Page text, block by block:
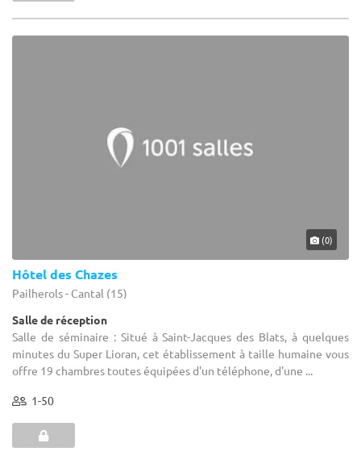
(0)
Hôtel des Chazes
Pailherols - Cantal (15)
Salle de réception
Salle de séminaire : Situé à Saint-Jacques des Blats, à quelques
minutes du Super Lioran, cet établissement à taille humaine vous
offre 19 chambres toutes équipées d'un téléphone, d'une ...
1-50